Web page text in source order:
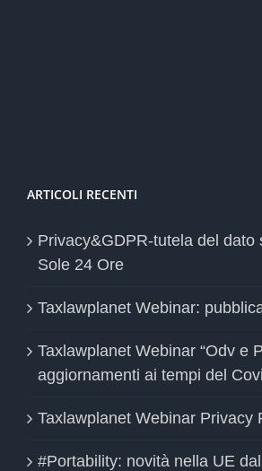
ARTICOLI RECENTI
Privacy&GDPR-tutela del dato
Sole 24 Ore
Taxlawplanet Webinar:
Taxlawplanet Webinar “Odv e
aggiornamenti ai tempi del
Taxlawplanet Webinar Privacy
#Portability: novità nella UE